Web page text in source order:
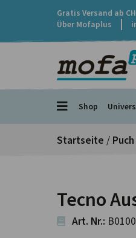
Gratis Versand ab
Über Mofaplus
Shop
Startseite / Puch
Tecno
Art. Nr.: